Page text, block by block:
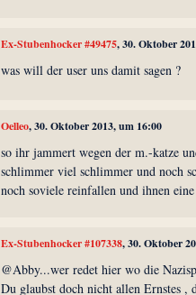
Ex-Stubenhocker #49475, 30. Oktober
was will der user uns damit sagen ?
Oelleo, 30. Oktober 2013, um 16:00
so ihr jammert wegen der m.-katze
schlimmer viel schlimmer und noch
noch soviele reinfallen und ihnen
Ex-Stubenhocker #107338, 30. Oktober
@Abby...wer redet hier wo die
Du glaubst doch nicht allen Ernstes